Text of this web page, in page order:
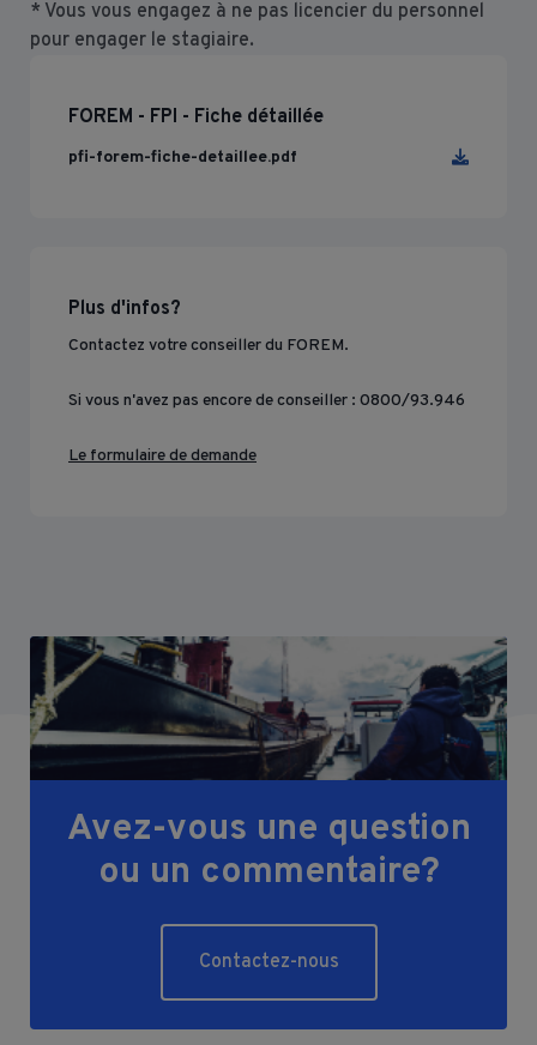
* Vous vous engagez à ne pas licencier du personnel
pour engager le stagiaire.
FOREM - FPI - Fiche détaillée
pfi-forem-fiche-detaillee.pdf
Plus d'infos?
Contactez votre conseiller du FOREM.
Si vous n'avez pas encore de conseiller : 0800/93.946
Le formulaire de demande
Avez-vous une question
ou un commentaire?
Contactez-nous